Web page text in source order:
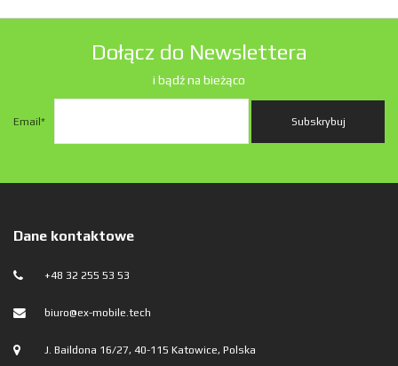
Dołącz do Newslettera
i bądź na bieżąco
Email *
Dane kontaktowe
+48 32 255 53 53
biuro@ex-mobile.tech
J. Baildona 16/27, 40-115 Katowice, Polska